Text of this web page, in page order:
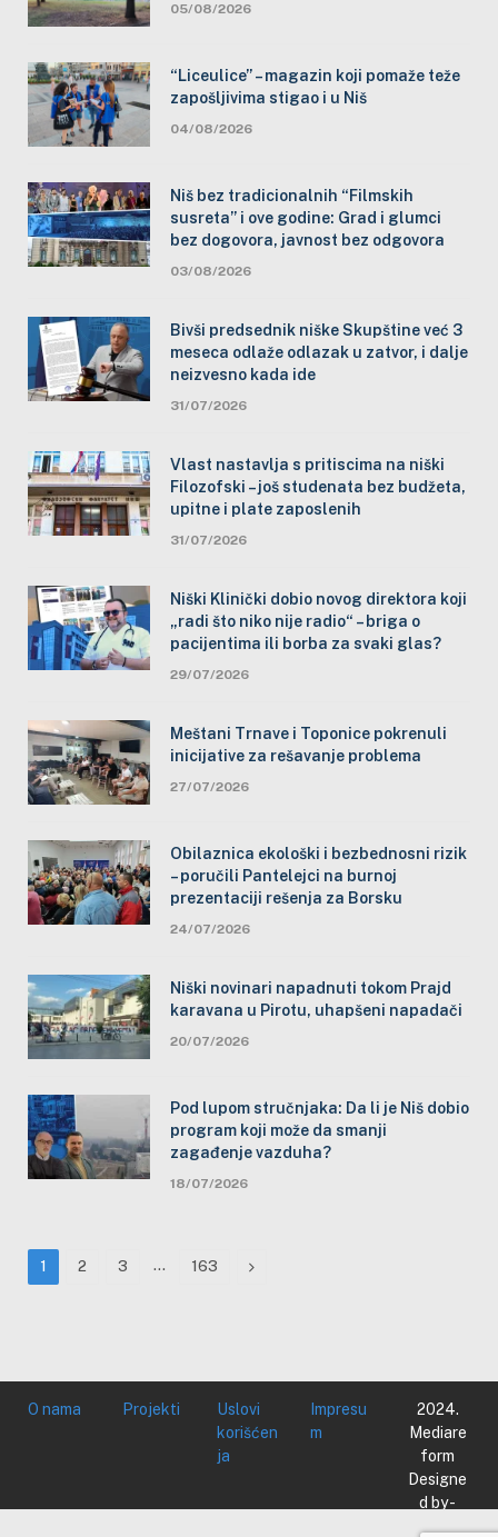
05/08/2026
“Liceulice” – magazin koji pomaže teže
zapošljivima stigao i u Niš
04/08/2026
Niš bez tradicionalnih “Filmskih
susreta” i ove godine: Grad i glumci
bez dogovora, javnost bez odgovora
03/08/2026
Bivši predsednik niške Skupštine već 3
meseca odlaže odlazak u zatvor, i dalje
neizvesno kada ide
31/07/2026
Vlast nastavlja s pritiscima na niški
Filozofski – još studenata bez budžeta,
upitne i plate zaposlenih
31/07/2026
Niški Klinički dobio novog direktora koji
„radi što niko nije radio“ – briga o
pacijentima ili borba za svaki glas?
29/07/2026
Meštani Trnave i Toponice pokrenuli
inicijative za rešavanje problema
27/07/2026
Obilaznica ekološki i bezbednosni rizik
– poručili Pantelejci na burnoj
prezentaciji rešenja za Borsku
24/07/2026
Niški novinari napadnuti tokom Prajd
karavana u Pirotu, uhapšeni napadači
20/07/2026
Pod lupom stručnjaka: Da li je Niš dobio
program koji može da smanji
zagađenje vazduha?
18/07/2026
1 2 3 … 163 Next
O nama Projekti
Uslovi
korišćen
ja
Impresu
m
2024.
Mediare
form
Designe
d by -
Mediare